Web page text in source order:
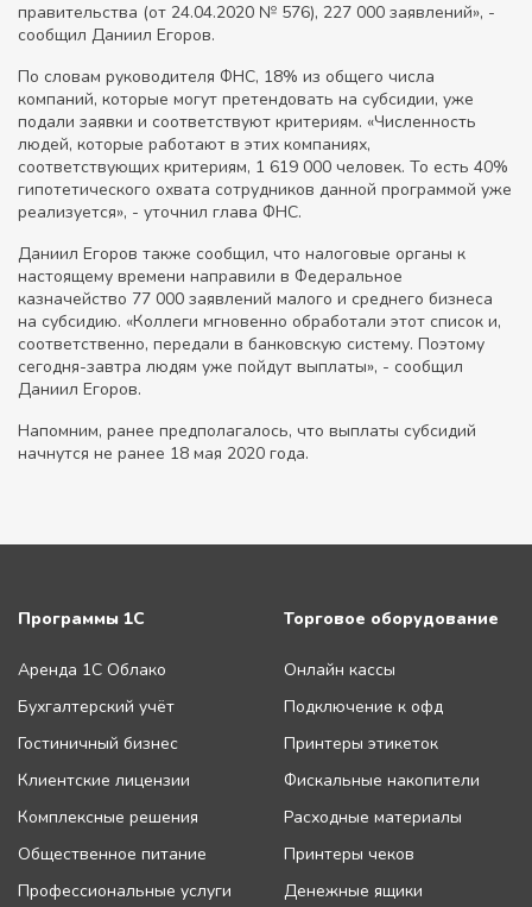
правительства (от 24.04.2020 № 576), 227 000 заявлений», -
сообщил Даниил Егоров.
По словам руководителя ФНС, 18% из общего числа
компаний, которые могут претендовать на субсидии, уже
подали заявки и соответствуют критериям. «Численность
людей, которые работают в этих компаниях,
соответствующих критериям, 1 619 000 человек. То есть 40%
гипотетического охвата сотрудников данной программой уже
реализуется», - уточнил глава ФНС.
Даниил Егоров также сообщил, что налоговые органы к
настоящему времени направили в Федеральное
казначейство 77 000 заявлений малого и среднего бизнеса
на субсидию. «Коллеги мгновенно обработали этот список и,
соответственно, передали в банковскую систему. Поэтому
сегодня-завтра людям уже пойдут выплаты», - сообщил
Даниил Егоров.
Напомним, ранее предполагалось, что выплаты субсидий
начнутся не ранее 18 мая 2020 года.
Программы 1С
Аренда 1С Облако
Бухгалтерский учёт
Гостиничный бизнес
Клиентские лицензии
Комплексные решения
Общественное питание
Профессиональные услуги
Торговое оборудование
Онлайн кассы
Подключение к офд
Принтеры этикеток
Фискальные накопители
Расходные материалы
Принтеры чеков
Денежные ящики